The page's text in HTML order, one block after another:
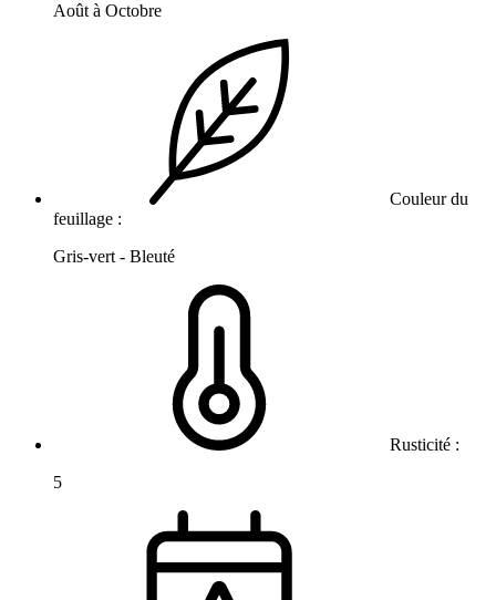
Août à Octobre
Couleur du
feuillage :
Gris-vert - Bleuté
Rusticité :
5